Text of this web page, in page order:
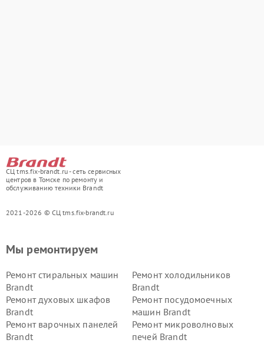
СЦ tms.fix-brandt.ru - сеть сервисных
центров в Томске по ремонту и
обслуживанию техники Brandt
2021-2026 © СЦ tms.fix-brandt.ru
Мы ремонтируем
Ремонт стиральных машин
Brandt
Ремонт холодильников
Brandt
Ремонт духовых шкафов
Brandt
Ремонт посудомоечных
машин Brandt
Ремонт варочных панелей
Brandt
Ремонт микроволновых
печей Brandt